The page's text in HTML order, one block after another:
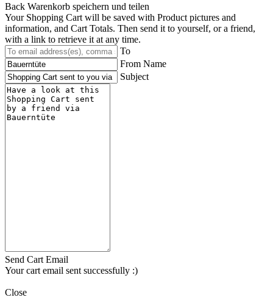
Back Warenkorb speichern und teilen
Your Shopping Cart will be saved with Product pictures and
information, and Cart Totals. Then send it to yourself, or a friend,
with a link to retrieve it at any time.
To
From Name
Subject
Send Cart Email
Your cart email sent successfully :)
Close